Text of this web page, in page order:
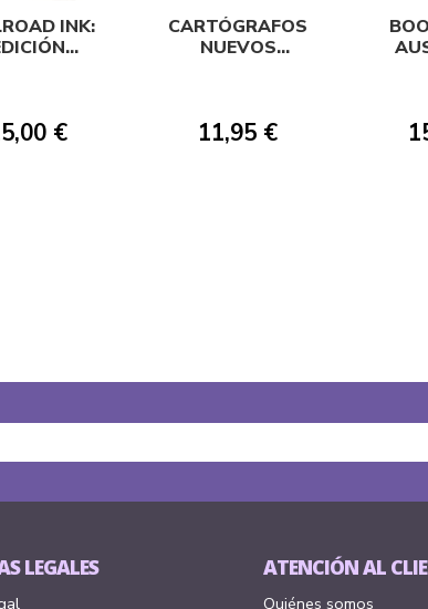
INK:
€
CARTÓGRAFOS
NUEVOS
11,95 €
LEGALES ATENCIÓN AL
Quiénes somos